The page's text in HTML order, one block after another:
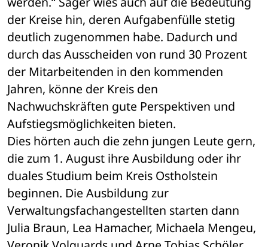
der Kreise hin, deren Aufgabenfülle stetig
deutlich zugenommen habe. Dadurch und
durch das Ausscheiden von rund 30 Prozent
der Mitarbeitenden in den kommenden
Jahren, könne der Kreis den
Nachwuchskräften gute Perspektiven und
Aufstiegsmöglichkeiten bieten.
Dies hörten auch die zehn jungen Leute gern,
die zum 1. August ihre Ausbildung oder ihr
duales Studium beim Kreis Ostholstein
beginnen. Die Ausbildung zur
Verwaltungsfachangestellten starten dann
Julia Braun, Lea Hamacher, Michaela Mengeu,